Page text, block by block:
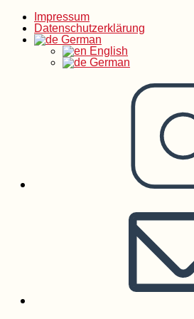
Zum
Impressum
Datenschutzerklärung
German
English
German